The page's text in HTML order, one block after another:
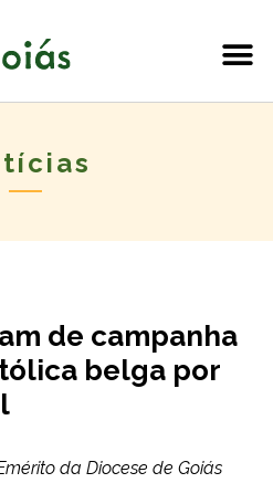
de campanha
belga por
da Diocese de Goiás